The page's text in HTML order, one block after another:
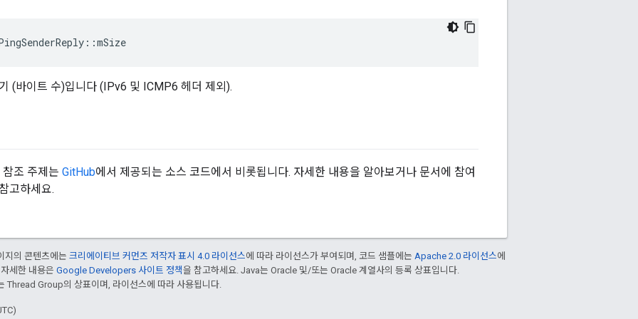
::mSize
(바이트 수)입니다 (IPv6 및 ICMP6 헤더 제외).
조 주제는 GitHub에서 제공되는 소스 코드에서 비롯됩니다. 자세한 내용을 알아보거나 문서에 참여
고하세요.
지의 콘텐츠에는 크리에이티브 커먼즈 저작자 표시 4.0 라이선스에 따라 라이선스가 부여되며, 코드 샘플에는 Apache 2.0 라이선스에
세한 내용은 Google Developers 사이트 정책을 참고하세요. Java는 Oracle 및/또는 Oracle 계열사의 등록 상표입니다.
Thread Group의 상표이며, 라이선스에 따라 사용됩니다.